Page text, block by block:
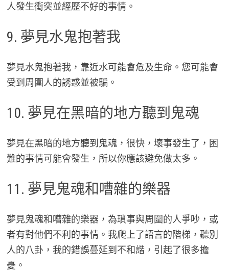
人發生衝突並經歷不好的事情。
9. 夢見水鬼抱著我
夢見水鬼抱著我，靠近水可能會危及生命。您可能會
受到周圍人的誘惑並被騙。
10. 夢見在黑暗的地方聽到鬼魂
夢見在黑暗的地方聽到鬼魂，很快，壞事發生了，困
難的事情可能會發生，所以你應該避免做太多。
11. 夢見鬼魂和嘈雜的樂器
夢見鬼魂和嘈雜的樂器，為瑣事與周圍的人爭吵，或
者有對他們不利的事情。我爬上了語言的階梯，聽別
人的八卦，我的錯誤蔓延到不和諧，引起了很多擔
憂。